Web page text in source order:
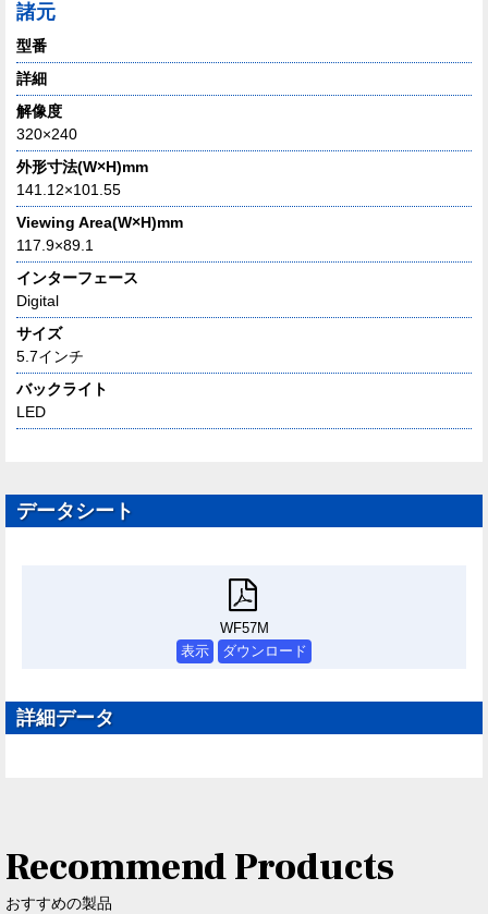
諸元
型番
詳細
解像度
320×240
外形寸法(W×H)mm
141.12×101.55
Viewing Area(W×H)mm
117.9×89.1
インターフェース
Digital
サイズ
5.7インチ
バックライト
LED
データシート
WF57M
表示
ダウンロード
詳細データ
Recommend Products
おすすめの製品